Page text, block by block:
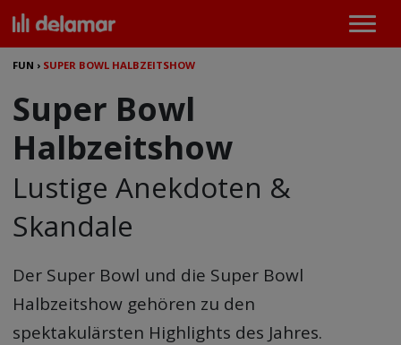
FUN › SUPER BOWL HALBZEITSHOW
Super Bowl
Halbzeitshow
Lustige Anekdoten &
Skandale
Der Super Bowl und die Super Bowl
Halbzeitshow gehören zu den
spektakulärsten Highlights des Jahres.